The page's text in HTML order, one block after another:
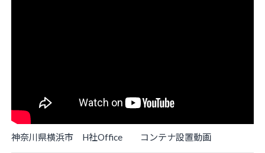
神奈川県横浜市 H社Office コンテナ設置動画